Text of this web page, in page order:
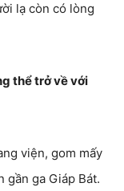
lạ còn có lòng
thể trở về với
viện, gom mấy
ga Giáp Bát.